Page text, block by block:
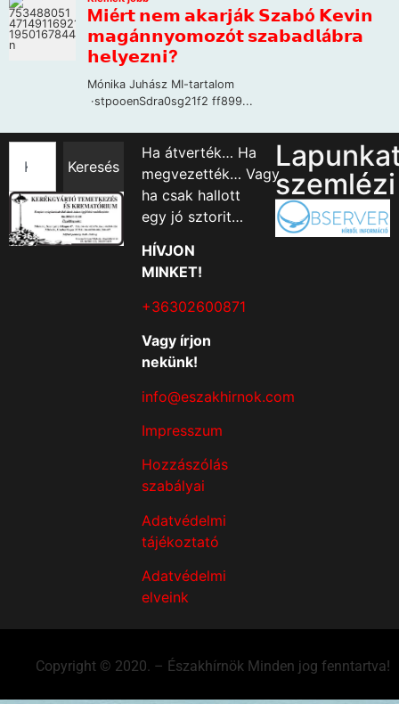
Keresés
Ha átverték… Ha
megvezették… Vagy
ha csak hallott
egy jó sztorit…
HÍVJON
MINKET!
+36302600871
Vagy írjon
nekünk!
info@eszakhirnok.com
Impresszum
Hozzászólás
szabályai
Adatvédelmi
tájékoztató
Adatvédelmi
elveink
szemlézi
Copyright © 2020. – Északhírnök Minden jog fenntartva!